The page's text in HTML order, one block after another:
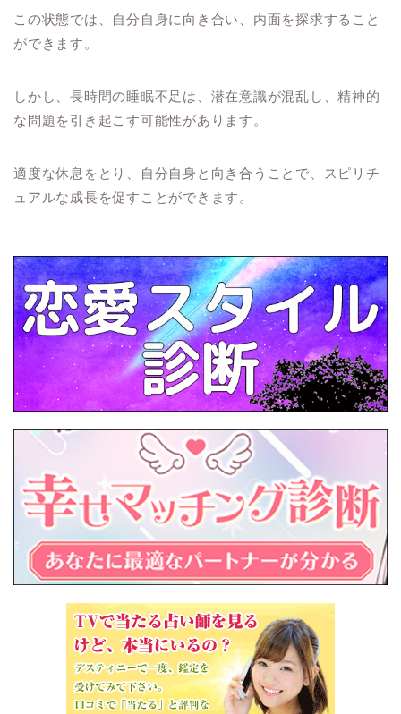
この状態では、自分自身に向き合い、内面を探求すること
ができます。
しかし、長時間の睡眠不足は、潜在意識が混乱し、精神的
な問題を引き起こす可能性があります。
適度な休息をとり、自分自身と向き合うことで、スピリチ
ュアルな成長を促すことができます。